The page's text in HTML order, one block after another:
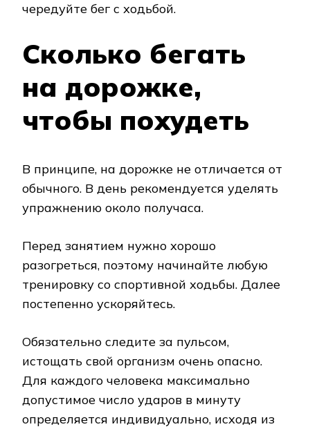
чередуйте бег с ходьбой.
Сколько бегать
на дорожке,
чтобы похудеть
В принципе, на дорожке не отличается от
обычного. В день рекомендуется уделять
упражнению около получаса.
Перед занятием нужно хорошо
разогреться, поэтому начинайте любую
тренировку со спортивной ходьбы. Далее
постепенно ускоряйтесь.
Обязательно следите за пульсом,
истощать свой организм очень опасно.
Для каждого человека максимально
допустимое число ударов в минуту
определяется индивидуально, исходя из